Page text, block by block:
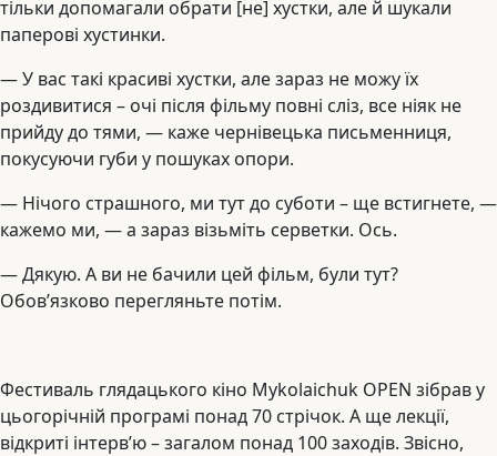
тільки допомагали обрати [не] хустки, але й шукали
паперові хустинки.
— У вас такі красиві хустки, але зараз не можу їх
роздивитися – очі після фільму повні сліз, все ніяк не
прийду до тями, — каже чернівецька письменниця,
покусуючи губи у пошуках опори.
— Нічого страшного, ми тут до суботи – ще встигнете, —
кажемо ми, — а зараз візьміть серветки. Ось.
— Дякую. А ви не бачили цей фільм, були тут?
Обов’язково перегляньте потім.
Фестиваль глядацького кіно Mykolaichuk OPEN зібрав у
цьогорічній програмі понад 70 стрічок. А ще лекції,
відкриті інтерв’ю – загалом понад 100 заходів. Звісно,